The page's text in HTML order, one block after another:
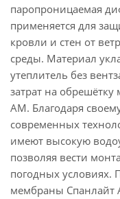
паропроницаемая
применяется для
кровли и стен от
среды. Материал
утеплитель без
затрат на
AМ. Благодаря
современных
имеют высокую
позволяя вести
погодных условиях.
мембраны Спанлайт